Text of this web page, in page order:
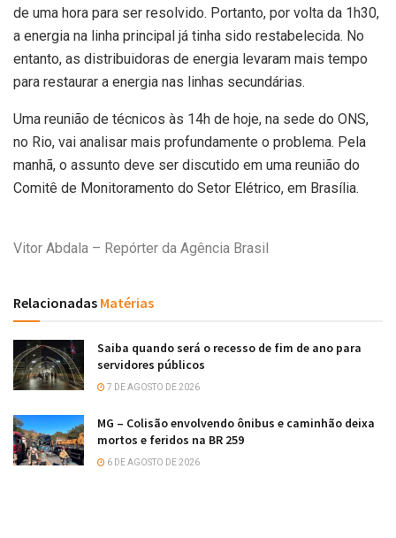
de uma hora para ser resolvido. Portanto, por volta da 1h30,
a energia na linha principal já tinha sido restabelecida. No
entanto, as distribuidoras de energia levaram mais tempo
para restaurar a energia nas linhas secundárias.
Uma reunião de técnicos às 14h de hoje, na sede do ONS,
no Rio, vai analisar mais profundamente o problema. Pela
manhã, o assunto deve ser discutido em uma reunião do
Comitê de Monitoramento do Setor Elétrico, em Brasília.
Vitor Abdala – Repórter da Agência Brasil
Relacionadas Matérias
Saiba quando será o recesso de fim de ano para
servidores públicos
7 DE AGOSTO DE 2026
MG – Colisão envolvendo ônibus e caminhão deixa
mortos e feridos na BR 259
6 DE AGOSTO DE 2026